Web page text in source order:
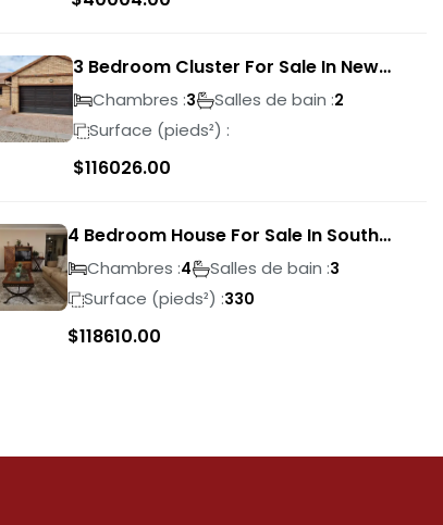
3 Bedroom Cluster For Sale In New
Market Park
Chambres :3 Salles de bain :2
Surface (pieds²) :
$116026.00
4 Bedroom House For Sale In South
CrestChambres :4 Salles de bain :3
Surface (pieds²) :330
$118610.00